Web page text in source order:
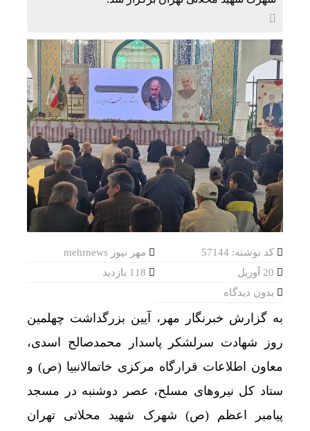
کد نوشته: 57144
مهر نیوز mehrnews
بدون دیدگاه
به گزارش خبرنگار مهر، آیین بزرگداشت چهلمین
روز شهادت سرلشکر پاسدار محمدصالح اسدی،
معاون اطلاعات قرارگاه مرکزی خاتمالانبیا (ص) و
ستاد کل نیروهای مسلح، عصر دوشنبه در مسجد
پیامبر اعظم (ص) شهرک شهید محلاتی تهران